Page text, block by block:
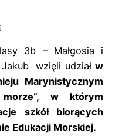
3b – Małgosia i
wzięli udział w
Marynistycznym
morze”,w którym
szkół biorących
Edukacji Morskiej.